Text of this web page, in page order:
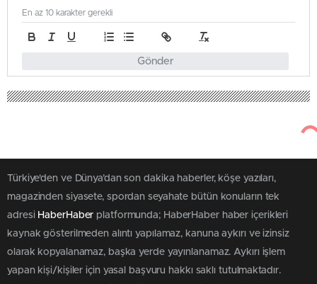
Gönder
En az 10 karakter gerekli
Türkiye'den ve Dünya’dan son dakika haberler, köşe yazıları,
magazinden siyasete, spordan seyahate bütün konuların tek
adresi HaberHaber platformunda; HaberHaber haber içerikleri
kaynak gösterilmeden alıntı yapılamaz, kanuna aykırı ve izinsiz
olarak kopyalanamaz, başka yerde yayınlanamaz. Aykırı işlem
yapan kişi/kişiler için yasal başvuru hakkı saklı tutulmaktadır.